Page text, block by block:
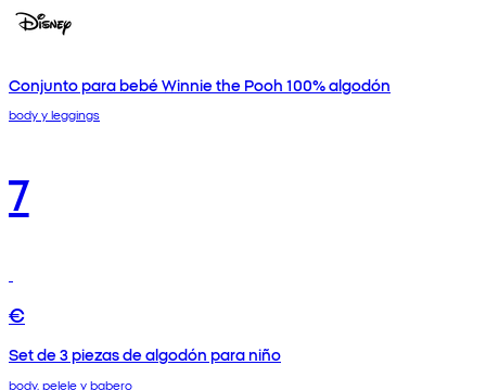
Conjunto para bebé Winnie the Pooh 100% algodón
body y leggings
7
€
Set de 3 piezas de algodón para niño
body, pelele y babero